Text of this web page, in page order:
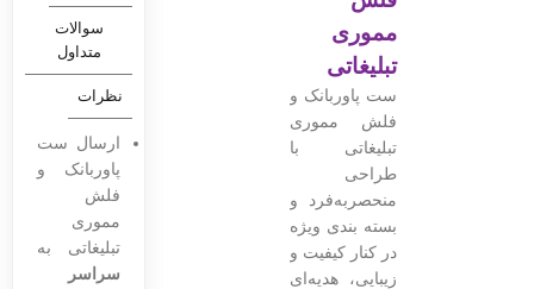
مموری
تبلیغاتی
ست پاوربانک و
فلش مموری
تبلیغاتی با
طراحی
منحصربه‌فرد و
بسته بندی ویژه
در کنار کیفیت و
زیبایی، هدیه‌ای
سوالات
متداول
نظرات
ارسال ست
پاوربانک و
فلش
مموری
تبلیغاتی به
سراسر